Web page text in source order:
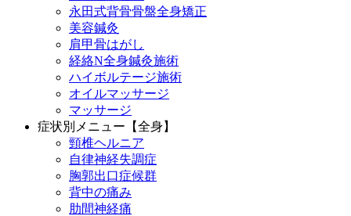
永田式背骨骨盤全身矯正
美容鍼灸
肩甲骨はがし
経絡N全身鍼灸施術
ハイボルテージ施術
オイルマッサージ
マッサージ
症状別メニュー【全身】
頸椎ヘルニア
自律神経失調症
胸郭出口症候群
背中の痛み
肋間神経痛